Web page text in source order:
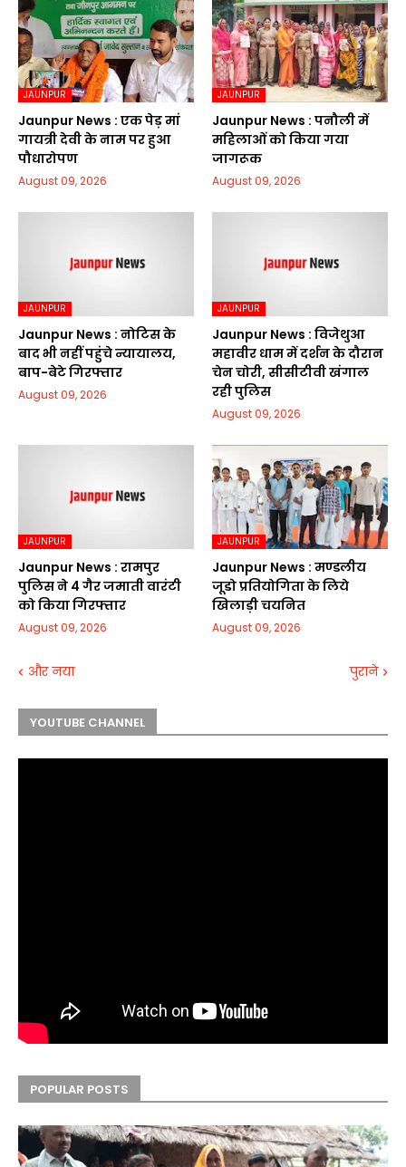
JAUNPUR
Jaunpur News : एक पेड़ मां
गायत्री देवी के नाम पर हुआ
पौधारोपण
August 09, 2026
JAUNPUR
Jaunpur News : पनौली में
महिलाओं को किया गया
जागरूक
August 09, 2026
JAUNPUR
Jaunpur News : नोटिस के
बाद भी नहीं पहुंचे न्यायालय,
बाप-बेटे गिरफ्तार
August 09, 2026
JAUNPUR
Jaunpur News : विजेथुआ
महावीर धाम में दर्शन के दौरान
चेन चोरी, सीसीटीवी खंगाल
रही पुलिस
August 09, 2026
JAUNPUR
Jaunpur News : रामपुर
पुलिस ने 4 गैर जमाती वारंटी
को किया गिरफ्तार
August 09, 2026
JAUNPUR
Jaunpur News : मण्डलीय
जूडो प्रतियोगिता के लिये
खिलाड़ी चयनित
August 09, 2026
और नया पुराने
YOUTUBE CHANNEL
POPULAR POSTS